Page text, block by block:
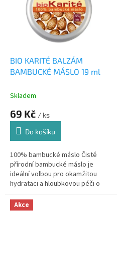
BIO KARITÉ BALZÁM
BAMBUCKÉ MÁSLO 19 ml
Skladem
69 Kč / ks
Do košíku
100% bambucké máslo Čisté
přírodní bambucké máslo je
ideální volbou pro okamžitou
hydrataci a hloubkovou péči o
pokožku 19 ml
Akce